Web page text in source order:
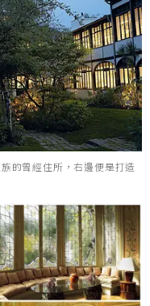
曾經住所，右邊便是打造